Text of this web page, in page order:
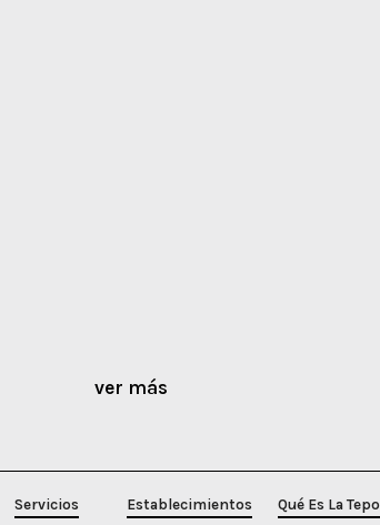
ver más
Servicios Establecimientos Qué Es La